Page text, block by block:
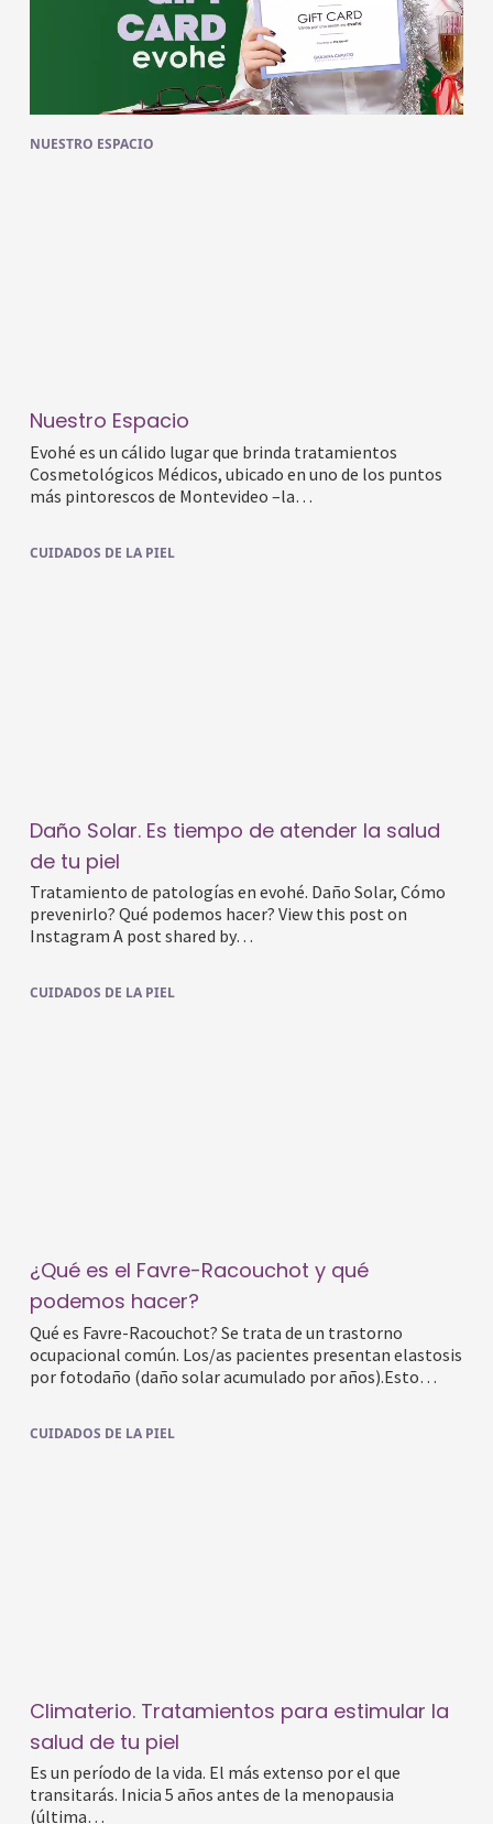
NUESTRO ESPACIO
Nuestro Espacio
Evohé es un cálido lugar que brinda tratamientos
Cosmetológicos Médicos, ubicado en uno de los puntos
más pintorescos de Montevideo –la…
CUIDADOS DE LA PIEL
Daño Solar. Es tiempo de atender la salud
de tu piel
Tratamiento de patologías en evohé. Daño Solar, Cómo
prevenirlo? Qué podemos hacer? View this post on
Instagram A post shared by…
CUIDADOS DE LA PIEL
¿Qué es el Favre-Racouchot y qué
podemos hacer?
Qué es Favre-Racouchot? Se trata de un trastorno
ocupacional común. Los/as pacientes presentan elastosis
por fotodaño (daño solar acumulado por años).Esto…
CUIDADOS DE LA PIEL
Climaterio. Tratamientos para estimular la
salud de tu piel
Es un período de la vida. El más extenso por el que
transitarás. Inicia 5 años antes de la menopausia
(última…